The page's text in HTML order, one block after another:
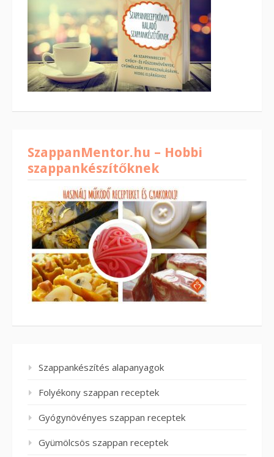
SzappanMentor.hu – Hobbi
szappankészítőknek
Szappankészítés alapanyagok
Folyékony szappan receptek
Gyógynövényes szappan receptek
Gyümölcsös szappan receptek